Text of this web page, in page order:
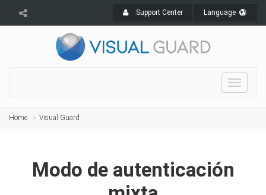
Support Center Language
Toggle
Home Visual Guard
Modo de autenticación